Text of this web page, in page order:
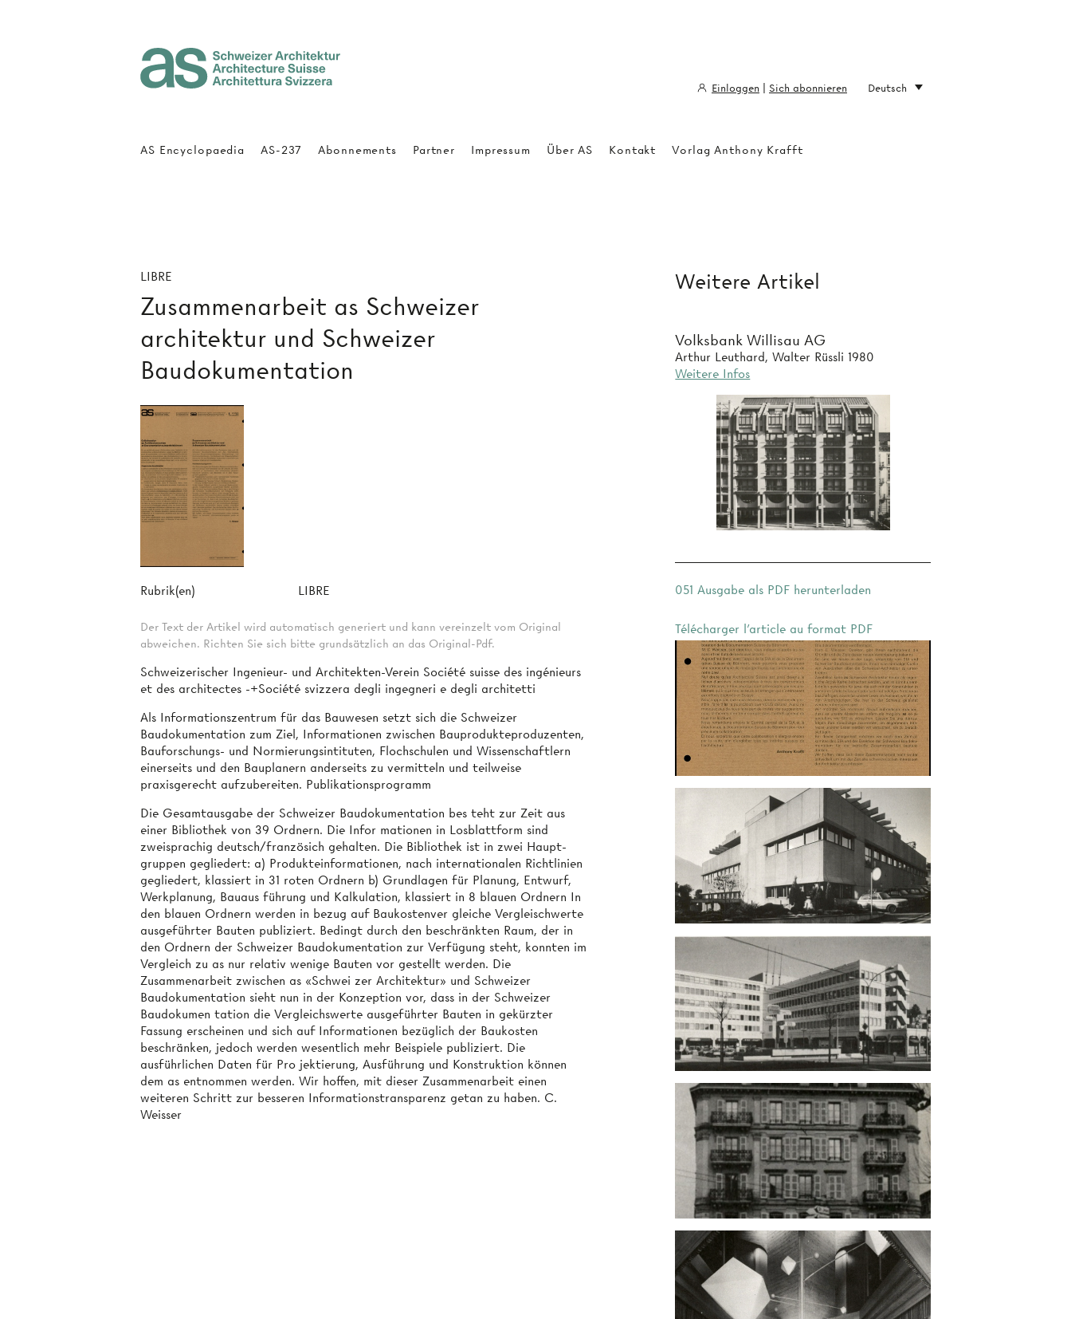
LIBRE
Zusammenarbeit as Schweizer
architektur und Schweizer
Baudokumentation
Rubrik(en) LIBRE
Der Text der Artikel wird automatisch generiert und kann vereinzelt vom Original
abweichen. Richten Sie sich bitte grundsätzlich an das Original-Pdf.
Schweizerischer Ingenieur- und Architekten-Verein Société suisse des ingénieurs
et des architectes -+Société svizzera degli ingegneri e degli architetti
Als Informationszentrum für das Bauwesen setzt sich die Schweizer
Baudokumentation zum Ziel, Informationen zwischen Bauprodukteproduzenten,
Bauforschungs- und Normierungsintituten, Flochschulen und Wissenschaftlern
einerseits und den Bauplanern anderseits zu vermitteln und teilweise
praxisgerecht aufzubereiten. Publikationsprogramm
Die Gesamtausgabe der Schweizer Baudokumentation bes­ teht zur Zeit aus
einer Bibliothek von 39 Ordnern. Die Infor­ mationen in Losblattform sind
zweisprachig deutsch/französich gehalten. Die Bibliothek ist in zwei Haupt­
gruppen gegliedert: a) Produkteinformationen, nach internationalen Richtlinien
gegliedert, klassiert in 31 roten Ordnern b) Grundlagen für Planung, Entwurf,
Werkplanung, Bauaus­ führung und Kalkulation, klassiert in 8 blauen Ordnern In
den blauen Ordnern werden in bezug auf Baukostenver­ gleiche Vergleischwerte
ausgeführter Bauten publiziert. Bedingt durch den beschränkten Raum, der in
den Ordnern der Schweizer Baudokumentation zur Verfügung steht, konnten im
Vergleich zu as nur relativ wenige Bauten vor­ gestellt werden. Die
Zusammenarbeit zwischen as «Schwei­ zer Architektur» und Schweizer
Baudokumentation sieht nun in der Konzeption vor, dass in der Schweizer
Baudokumen­ tation die Vergleichswerte ausgeführter Bauten in gekürzter
Fassung erscheinen und sich auf Informationen bezüglich der Baukosten
beschränken, jedoch werden wesentlich mehr Beispiele publiziert. Die
ausführlichen Daten für Pro­ jektierung, Ausführung und Konstruktion können
dem as entnommen werden. Wir hoffen, mit dieser Zusammenarbeit einen
weiteren Schritt zur besseren Informationstransparenz getan zu haben. C.
Weisser
Weitere Artikel
Volksbank Willisau AG
Arthur Leuthard, Walter Rüssli 1980
Weitere Infos
051 Ausgabe als PDF herunterladen
Télécharger l'article au format PDF
AS Encyclopaedia AS-237 Abonnements Partner Impressum Über AS Kontakt Vorlag Anthony Krafft
Einloggen Sich abonnieren Deutsch